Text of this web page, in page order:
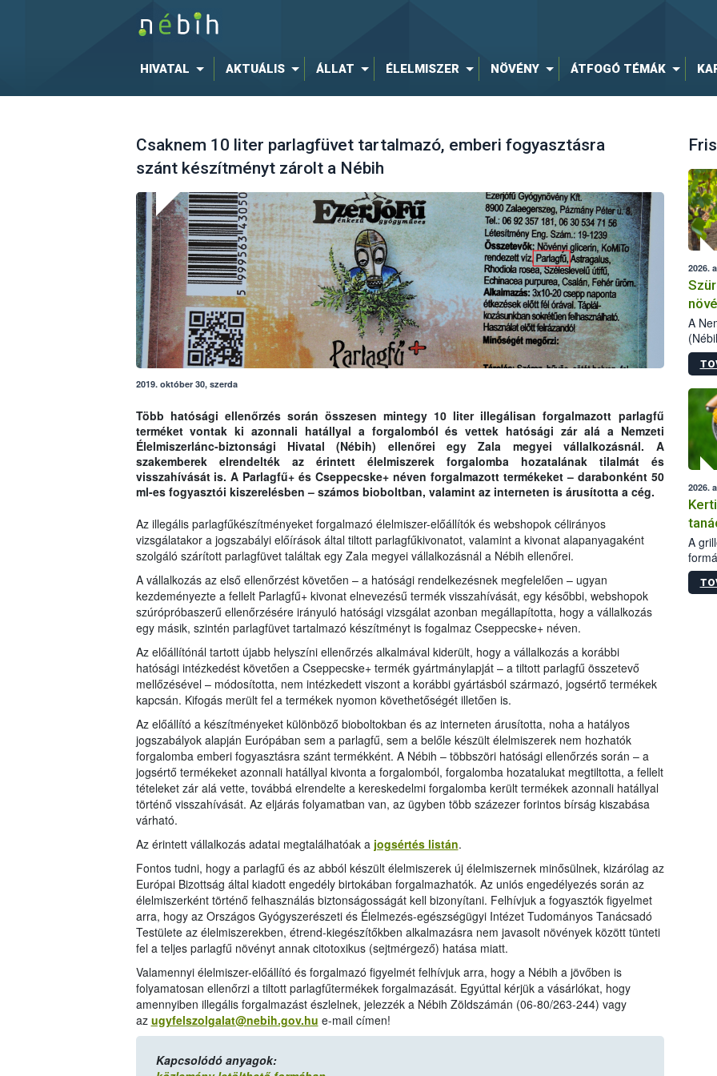
HIVATAL AKTUÁLIS ÁLLAT ÉLELMISZER NÖVÉNY ÁTFOGÓ TÉMÁK
Csaknem 10 liter parlagfüvet tartalmazó, emberi fogyasztásra
szánt készítményt zárolt a Nébih
2019. október 30, szerda
Több hatósági ellenőrzés során összesen mintegy 10 liter illegálisan forgalmazott parlagfű
terméket vontak ki azonnali hatállyal a forgalomból és vettek hatósági zár alá a Nemzeti
Élelmiszerlánc-biztonsági Hivatal (Nébih) ellenőrei egy Zala megyei vállalkozásnál. A
szakemberek elrendelték az érintett élelmiszerek forgalomba hozatalának tilalmát és
visszahívását is. A Parlagfű+ és Cseppecske+ néven forgalmazott termékeket – darabonként 50
ml-es fogyasztói kiszerelésben – számos bioboltban, valamint az interneten is árusította a cég.
Az illegális parlagfűkészítményeket forgalmazó élelmiszer-előállítók és webshopok célirányos
vizsgálatakor a jogszabályi előírások által tiltott parlagfűkivonatot, valamint a kivonat alapanyagaként
szolgáló szárított parlagfüvet találtak egy Zala megyei vállalkozásnál a Nébih ellenőrei.
A vállalkozás az első ellenőrzést követően – a hatósági rendelkezésnek megfelelően – ugyan
kezdeményezte a fellelt Parlagfű+ kivonat elnevezésű termék visszahívását, egy későbbi, webshopok
szúrópróbaszerű ellenőrzésére irányuló hatósági vizsgálat azonban megállapította, hogy a vállalkozás
egy másik, szintén parlagfüvet tartalmazó készítményt is fogalmaz Cseppecske+ néven.
Az előállítónál tartott újabb helyszíni ellenőrzés alkalmával kiderült, hogy a vállalkozás a korábbi
hatósági intézkedést követően a Cseppecske+ termék gyártmánylapját – a tiltott parlagfű összetevő
mellőzésével – módosította, nem intézkedett viszont a korábbi gyártásból származó, jogsértő termékek
kapcsán. Kifogás merült fel a termékek nyomon követhetőségét illetően is.
Az előállító a készítményeket különböző bioboltokban és az interneten árusította, noha a hatályos
jogszabályok alapján Európában sem a parlagfű, sem a belőle készült élelmiszerek nem hozhatók
forgalomba emberi fogyasztásra szánt termékként. A Nébih – többszöri hatósági ellenőrzés során – a
jogsértő termékeket azonnali hatállyal kivonta a forgalomból, forgalomba hozatalukat megtiltotta, a fellelt
tételeket zár alá vette, továbbá elrendelte a kereskedelmi forgalomba került termékek azonnali hatállyal
történő visszahívását. Az eljárás folyamatban van, az ügyben több százezer forintos bírság kiszabása
várható.
Az érintett vállalkozás adatai megtalálhatóak a jogsértés listán.
Fontos tudni, hogy a parlagfű és az abból készült élelmiszerek új élelmiszernek minősülnek, kizárólag az
Európai Bizottság által kiadott engedély birtokában forgalmazhatók. Az uniós engedélyezés során az
élelmiszerként történő felhasználás biztonságosságát kell bizonyítani. Felhívjuk a fogyasztók figyelmet
arra, hogy az Országos Gyógyszerészeti és Élelmezés-egészségügyi Intézet Tudományos Tanácsadó
Testülete az élelmiszerekben, étrend-kiegészítőkben alkalmazásra nem javasolt növények között tünteti
fel a teljes parlagfű növényt annak citotoxikus (sejtmérgező) hatása miatt.
Valamennyi élelmiszer-előállító és forgalmazó figyelmét felhívjuk arra, hogy a Nébih a jövőben is
folyamatosan ellenőrzi a tiltott parlagfűtermékek forgalmazását. Egyúttal kérjük a vásárlókat, hogy
amennyiben illegális forgalmazást észlelnek, jelezzék a Nébih Zöldszámán (06-80/263-244) vagy
az ugyfelszolgalat@nebih.gov.hu e-mail címen!
Kapcsolódó anyagok:
2026.
A
Az
2026.
A